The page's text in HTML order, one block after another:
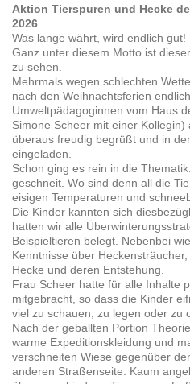
Aktion Tierspuren und Hecke
2026
Was lange währt, wird endlich gut!
Ganz unter diesem Motto ist
zu sehen.
Mehrmals wegen schlechten
nach den Weihnachtsferien
Umweltpädagoginnen vom Haus
Simone Scheer mit einer
überaus freudig begrüßt und in
eingeladen.
Schon ging es rein in die
geschneit. Wo sind denn all die
eisigen Temperaturen und
Die Kinder kannten sich
hatten wir alle
Beispieltieren belegt. Nebenbei
Kenntnisse über
Hecke und deren Entstehung.
Frau Scheer hatte für alle Inhalte
mitgebracht, so dass die Kinder
viel zu schauen, zu legen oder zu
Nach der geballten Portion
warme Expeditionskleidung und
verschneiten Wiese gegenüber
anderen Straßenseite. Kaum